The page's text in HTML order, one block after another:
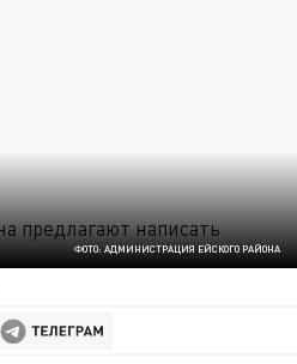
ФОТО: АДМИНИСТРАЦИЯ ЕЙСКОГО РАЙОНА